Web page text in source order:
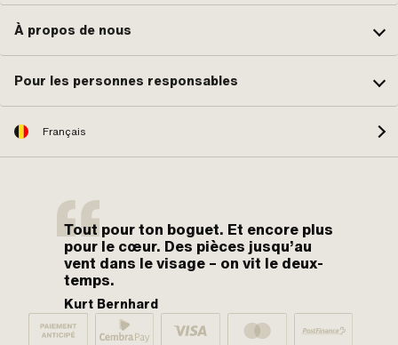
À propos de nous
Pour les personnes responsables
Français
Tout pour ton boguet. Et encore plus
pour le cœur. Des pièces jusqu’au
vent dans le visage – on vit le deux-
temps.
Kurt Bernhard